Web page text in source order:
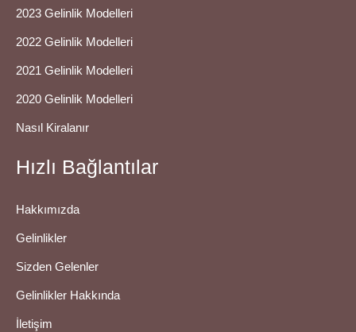
2023 Gelinlik Modelleri
2022 Gelinlik Modelleri
2021 Gelinlik Modelleri
2020 Gelinlik Modelleri
Nasıl Kiralanır
Hızlı Bağlantılar
Hakkımızda
Gelinlikler
Sizden Gelenler
Gelinlikler Hakkında
İletişim